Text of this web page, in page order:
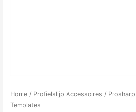
Home / Profielslijp Accessoires / Prosharp
Templates